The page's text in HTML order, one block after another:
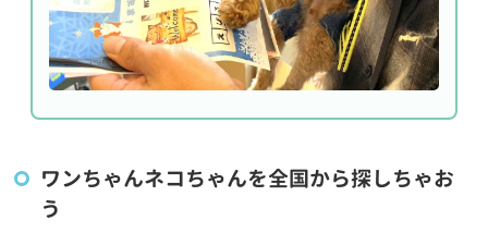
ワンちゃんネコちゃんを全国から探しちゃお
う